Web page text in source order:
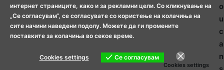
o
u
c
a
n
интернет страниците, како и за рекламни цели. Со кликнување на
„Се согласувам“, се согласувате со користење на колачиња на
сите начини наведени подолу. Можете да ги промените
поставките за колачиња во секое време.
Cookies settings Се согласувам
Cookies settings